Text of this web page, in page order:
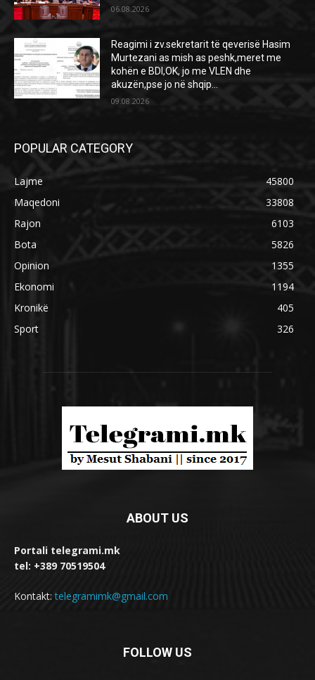
06.08.2026
Reagimi i zv.sekretarit të qeverisë Hasim
Murtezani as mish as peshk,meret me
kohën e BDI,OK, jo me VLEN dhe
akuzën,pse jo në shqip...
09.08.2026
POPULAR CATEGORY
Lajme
45800
Maqedoni
33808
Rajon
6103
Bota
5826
Opinion
1355
Ekonomi
1194
Kronikë
405
Sport
326
ABOUT US
Portali telegrami.mk
tel: +389 70519504
Kontakt:telegramimk@gmail.com
FOLLOW US